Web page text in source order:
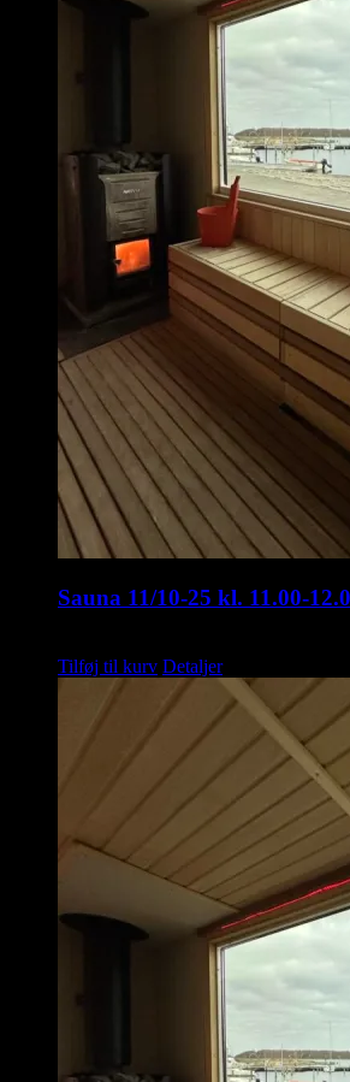
Sauna 11/10-25 kl. 11.00-
Tilføj til kurv Detaljer